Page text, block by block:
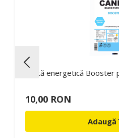
Turtă energetică Booster
10,00 RON
Adaugă